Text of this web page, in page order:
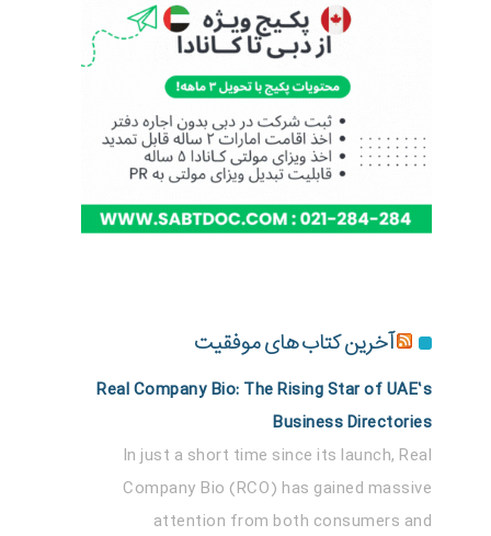
آخرین کتاب های موفقیت
Real Company Bio: The Rising Star of UAE’s
Business Directories
In just a short time since its launch, Real
Company Bio (RCO) has gained massive
attention from both consumers and